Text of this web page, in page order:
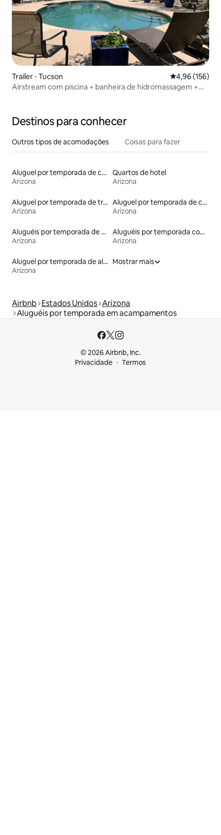
Trailer ⋅ Tucson 4,96 de uma
4,96 (156)
Airstream com piscina + banheira de hidromassagem +
Destinos para conhecer
Outros tipos de acomodações Coisas para fazer
Aluguel por temporada de casas de veraneio
Arizona
Quartos de hotel
Arizona
Aluguel por temporada de trailers
Arizona
Aluguel por temporada de contêineres
Arizona
Aluguéis por temporada de acomodações de luxo
Arizona
Aluguéis por temporada com suítes privativas
Arizona
Aluguel por temporada de alojamentos ecológicos
Arizona
Mostrar mais
Airbnb Estados Unidos Arizona
Aluguéis por temporada em acampamentos
© 2026 Airbnb, Inc.
Privacidade
Termos